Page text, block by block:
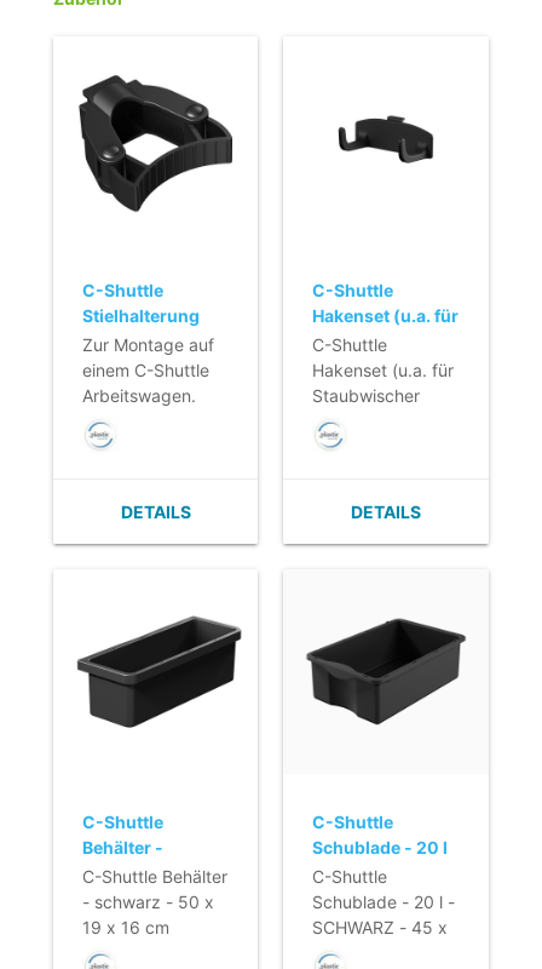
C-Shuttle
Stielhalterung
Zur Montage auf
einem C-Shuttle
Arbeitswagen.
DETAILS
C-Shuttle
Hakenset (u.a. für
Staubwischer
oder
Sicherheitsbestimmungen)
C-Shuttle
Hakenset (u.a. für
Staubwischer
oder
Sicherheitsbestimmungen)
DETAILS
C-Shuttle
Behälter -
schwarz - 50 x 19
x 16 cm
C-Shuttle Behälter
- schwarz - 50 x
19 x 16 cm
C-Shuttle
Schublade - 20 l
- SCHWARZ - 45
x 29 x 16 cm
C-Shuttle
Schublade - 20 l -
SCHWARZ - 45 x
29 x 16 cm